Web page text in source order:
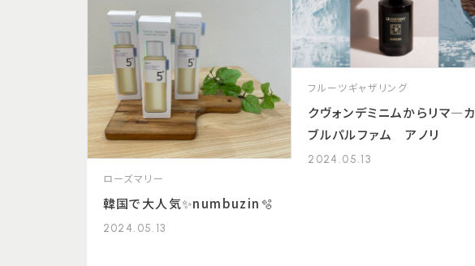
ローズマリー
韓国で大人気✨numbuzin🫧
2024.05.13
フルーツギャザリング
クヴォンデミニムからリマ―カ
ブルパルファム アノリ
2024.05.13